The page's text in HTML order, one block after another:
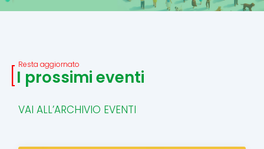
Resta aggiornato
I prossimi eventi
VAI ALL’ARCHIVIO EVENTI